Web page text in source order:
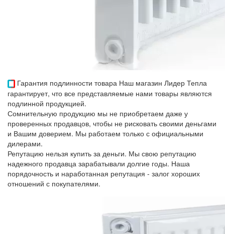
Гарантия подлинности товара Наш магазин Лидер Тепла
гарантирует, что все представляемые нами товары являются
подлинной продукцией.
Сомнительную продукцию мы не приобретаем даже у
проверенных продавцов, чтобы не рисковать своими деньгами
и Вашим доверием. Мы работаем только с официальными
дилерами.
Репутацию нельзя купить за деньги. Мы свою репутацию
надежного продавца зарабатывали долгие годы. Наша
порядочность и наработанная репутация - залог хороших
отношений с покупателями.